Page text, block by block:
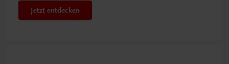
Jetzt entdecken